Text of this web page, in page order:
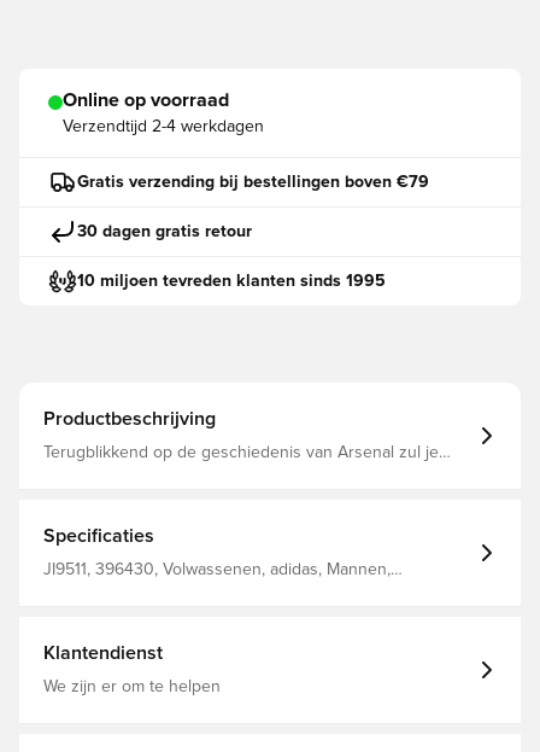
Online op voorraad
Verzendtijd 2-4 werkdagen
Gratis verzending bij bestellingen boven €79
30 dagen gratis retour
10 miljoen tevreden klanten sinds 1995
Productbeschrijving
Terugblikkend op de geschiedenis van Arsenal zul je
donkerblauwe print. Vochtregulerend AEROREADY en
zacht interlock materiaal garanderen dat fans comfortabel
blijven terwijl ze hun geliefde club aanmoedigen. Strakke
Specificaties
JI9511, 396430, Volwassenen, adidas, Mannen,
Klantendienst
We zijn er om te helpen